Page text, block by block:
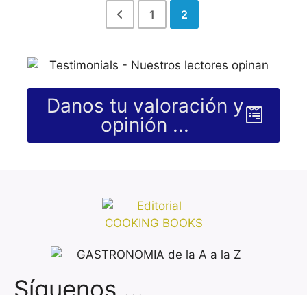
1 2
Danos tu valoración y
opinión ...
Síguenos ...